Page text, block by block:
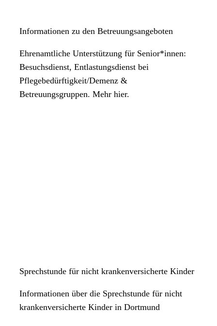
Informationen zu den Betreuungsangeboten
Ehrenamtliche Unterstützung für Senior*innen:
Besuchsdienst, Entlastungsdienst bei
Pflegebedürftigkeit/Demenz &
Betreuungsgruppen. Mehr hier.
Sprechstunde für nicht krankenversicherte Kinder
Informationen über die Sprechstunde für nicht
krankenversicherte Kinder in Dortmund